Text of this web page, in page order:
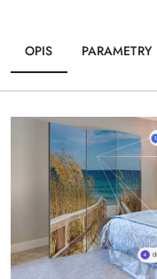
OPIS PARAMETRY